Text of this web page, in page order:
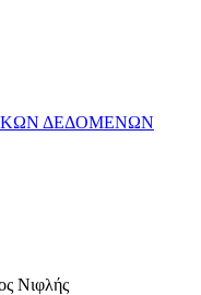
ΔΕΔΟΜΕΝΩΝ
Νιφλής